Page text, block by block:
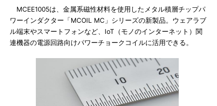
MCEE1005は、金属系磁性材料を使用したメタル積層チップパ
ワーインダクター「MCOIL MC」シリーズの新製品。ウェアラブ
ル端末やスマートフォンなど、IoT（モノのインターネット）関
連機器の電源回路向けパワーチョークコイルに活用できる。